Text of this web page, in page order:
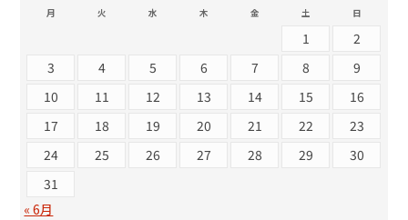
月 火 水 木 金 土 日
1
2
3
4 5 6 7 8
9
10
11 12 13 14 15
16
17
18 19 20 21 22
23
24
25 26 27 28 29
30
31
« 6月